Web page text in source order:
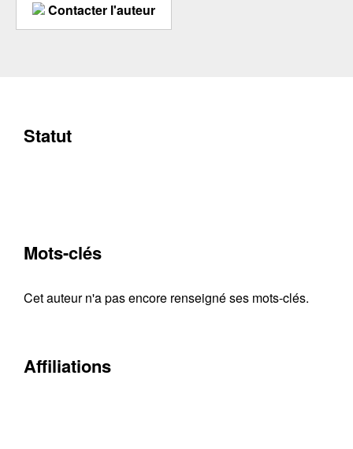
Contacter l'auteur
Statut
Mots-clés
Cet auteur n'a pas encore renseigné ses mots-clés.
Affiliations